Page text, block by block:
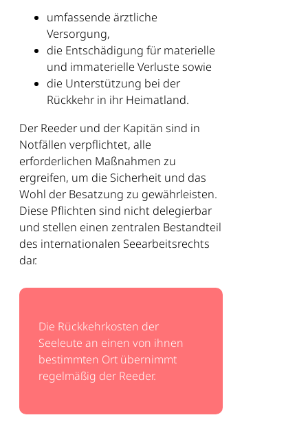
umfassende ärztliche
Versorgung,
die Entschädigung für materielle
und immaterielle Verluste sowie
die Unterstützung bei der
Rückkehr in ihr Heimatland.
Der Reeder und der Kapitän sind in
Notfällen verpflichtet, alle
erforderlichen Maßnahmen zu
ergreifen, um die Sicherheit und das
Wohl der Besatzung zu gewährleisten.
Diese Pflichten sind nicht delegierbar
und stellen einen zentralen Bestandteil
des internationalen Seearbeitsrechts
dar.
Die Rückkehrkosten der
Seeleute an einen von ihnen
bestimmten Ort übernimmt
regelmäßig der Reeder.